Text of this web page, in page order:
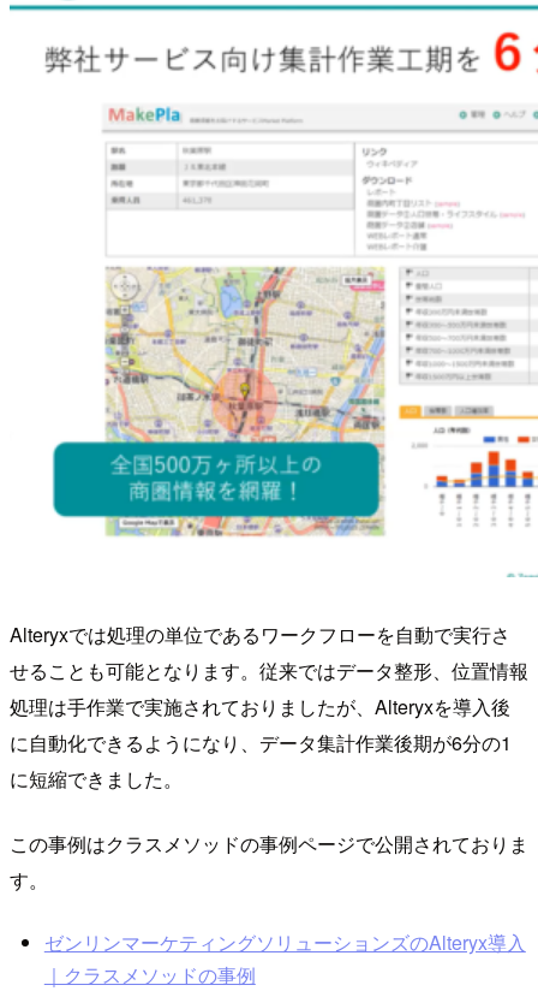
Alteryxでは処理の単位であるワークフローを自動で実行さ
せることも可能となります。従来ではデータ整形、位置情報
処理は手作業で実施されておりましたが、Alteryxを導入後
に自動化できるようになり、データ集計作業後期が6分の1
に短縮できました。
この事例はクラスメソッドの事例ページで公開されておりま
す。
ゼンリンマーケティングソリューションズのAlteryx導入
｜クラスメソッドの事例